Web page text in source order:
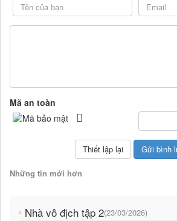
Mã an toàn
Những tin mới hơn
Nhà vô địch tập 2(23/03/2026)